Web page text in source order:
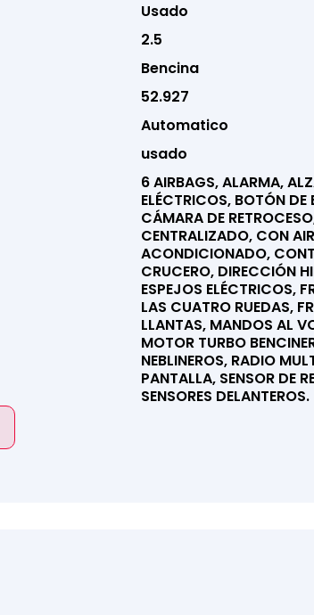
Usado
2.5
Bencina
52.927
Automatico
usado
6 AIRBAGS, ALARMA,
ELÉCTRICOS, BOTÓN DE
CÁMARA DE
CENTRALIZADO, CON
ACONDICIONADO,
CRUCERO, DIRECCIÓN
ESPEJOS ELÉCTRICOS,
LAS CUATRO RUEDAS,
LLANTAS, MANDOS AL
MOTOR TURBO
NEBLINEROS, RADIO
PANTALLA, SENSOR DE
SENSORES DELANTEROS.